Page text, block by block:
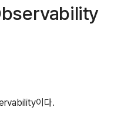
이다.